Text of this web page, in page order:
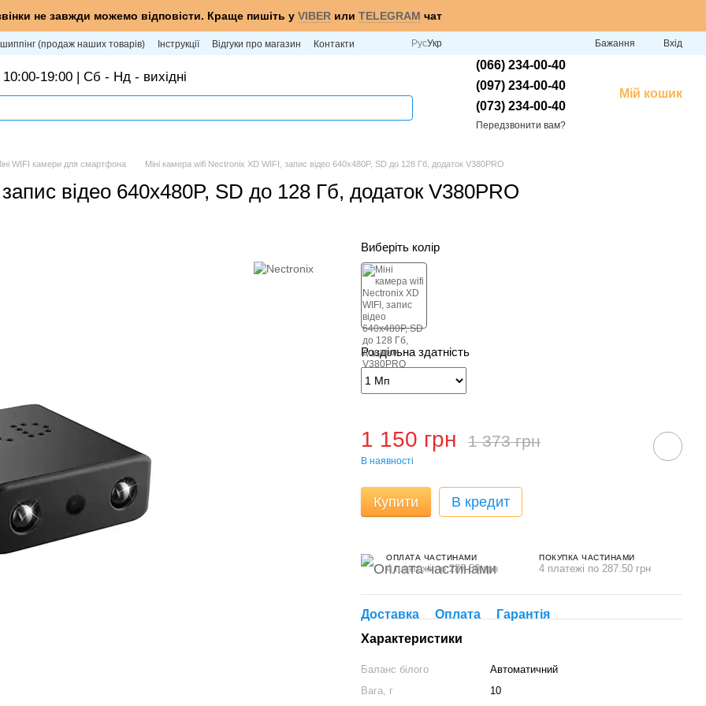
не завжди можемо відповісти. Краще пишіть у VIBER или TELEGRAM чат
(продаж наших товарів) Інструкції Відгуки про магазин Контакти РусУкр Бажання Вхід
19:00 | Сб - Нд - вихідні
(066) 234-00-40
(097) 234-00-40
(073) 234-00-40
Передзвонити вам?
Мій кошик
WIFI камери для смартфона Міні камера wifi Nectronix XD WIFI, запис відео 640х480P, SD до 128 Гб, додаток V380PRO
відео 640х480P, SD до 128 Гб, додаток V380PRO
Виберіть колір
Роздільна здатність
1 150 грн 1 373 грн
В наявності
Купити В кредит
ОПЛАТА ЧАСТИНАМИ
4 платежі по 287.50 грн
ПОКУПКА ЧАСТИНАМИ
4 платежі по 287.50 грн
Доставка Оплата
Гарантія
Характеристики
Баланс білого
Автоматичний
Вага, г
10